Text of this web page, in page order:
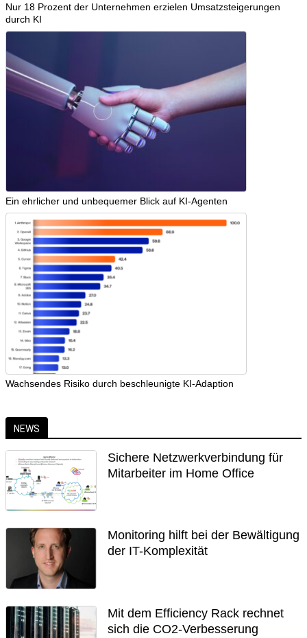
Nur 18 Prozent der Unternehmen erzielen Umsatzsteigerungen
durch KI
Ein ehrlicher und unbequemer Blick auf KI-Agenten
Wachsendes Risiko durch beschleunigte KI-Adaption
NEWS
Sichere Netzwerkverbindung für
Mitarbeiter im Home Office
Monitoring hilft bei der Bewältigung
der IT-Komplexität
Mit dem Efficiency Rack rechnet
sich die CO2-Verbesserung